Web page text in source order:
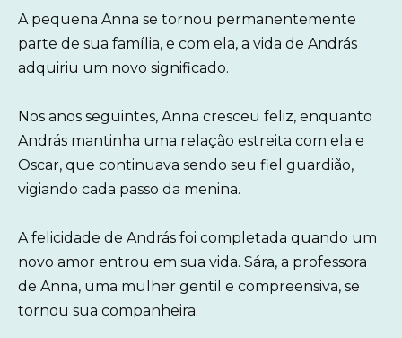
A pequena Anna se tornou permanentemente
parte de sua família, e com ela, a vida de András
adquiriu um novo significado.
Nos anos seguintes, Anna cresceu feliz, enquanto
András mantinha uma relação estreita com ela e
Oscar, que continuava sendo seu fiel guardião,
vigiando cada passo da menina.
A felicidade de András foi completada quando um
novo amor entrou em sua vida. Sára, a professora
de Anna, uma mulher gentil e compreensiva, se
tornou sua companheira.